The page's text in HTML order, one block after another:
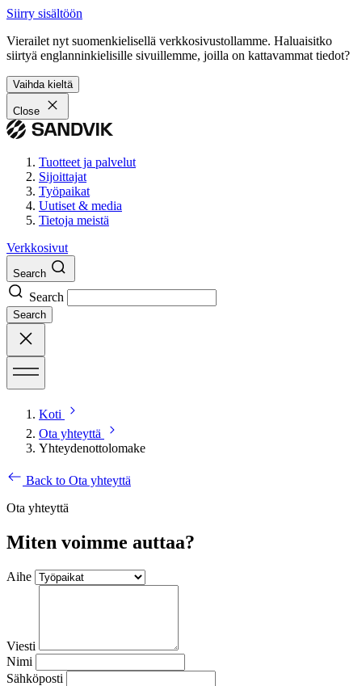
Siirry sisältöön
Vierailet nyt suomenkielisellä verkkosivustollamme. Haluaisitko
siirtyä englanninkielisille sivuillemme, joilla on kattavammat tiedot?
Vaihda kieltä
Close
Tuotteet ja palvelut
Sijoittajat
Työpaikat
Uutiset & media
Tietoja meistä
Verkkosivut
Search
Search
Search
Koti
Ota yhteyttä
Yhteydenottolomake
Back to Ota yhteyttä
Ota yhteyttä
Miten voimme auttaa?
Aihe
Viesti
Nimi
Sähköposti